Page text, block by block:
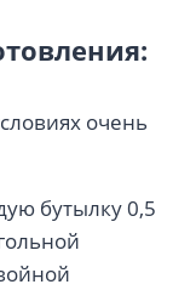
очень
бутылку 0,5